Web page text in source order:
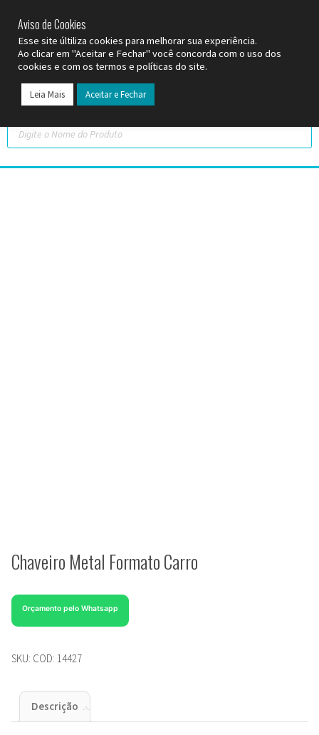
Chaveiro Metal Formato Carro
Orçamento pelo Whatsapp
SKU: COD: 14427
Descrição
Aviso de Cookies
Esse site últiliza cookies para melhorar sua experiência.
Ao clicar em "Aceitar e Fechar" você concorda com o uso dos
cookies e com os termos e políticas do site.
Leia Mais Aceitar e Fechar